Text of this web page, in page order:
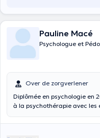
Pauline Macé
Psychologue et
Over de zorgverlener
Diplômée en psychologie en
à la psychothérapie avec
écouter, et parfois